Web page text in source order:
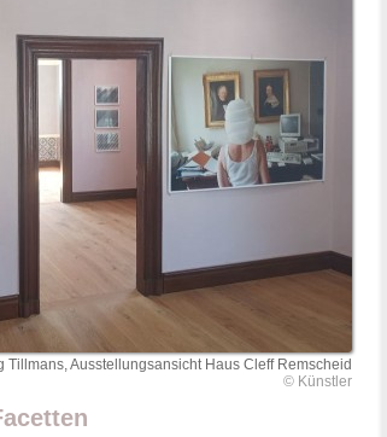
Tillmans, Ausstellungsansicht Haus Cleff Remscheid
© Künstler